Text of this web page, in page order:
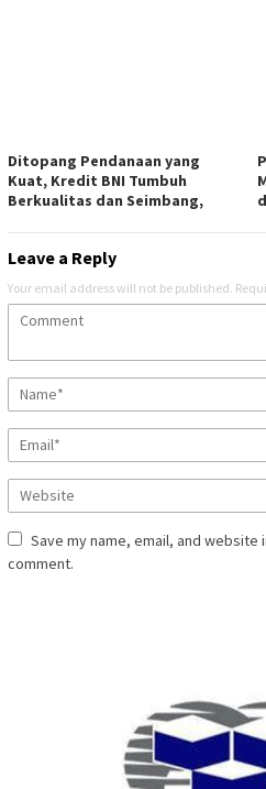
Ditopang Pendanaan yang
Kuat, Kredit BNI Tumbuh
Berkualitas dan Seimbang,
Leave a Reply
Your email address will not be published.
Save my name, email, and
comment.